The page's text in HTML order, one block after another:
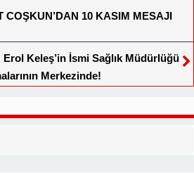
COŞKUN’DAN 10 KASIM MESAJI
Erol Keleş’in İsmi Sağlık Müdürlüğü
Merkezinde!